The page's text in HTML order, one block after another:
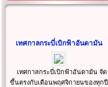
เทศกาลกระบี่เบิกฟ้าอันดามัน
เทศกาลกระบี่เบิกฟ้าอันดามัน จัด
ขึ้นตรงกับเดือนพฤศจิกายนของทุกปี